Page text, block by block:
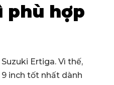
phù hợp
Ertiga. Vì thế,
inch tốt nhất dành